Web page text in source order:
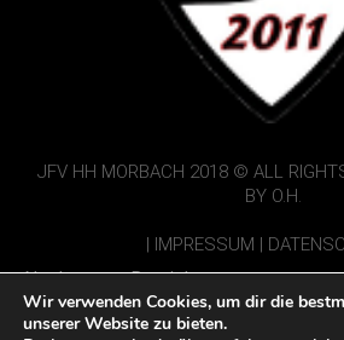
JFV HH MORBACH 2018 © ALL
BY O.H.
| IMPRESSUM |
Nur Interner Bereich:
Vorbericht einsenden
Wir verwenden Cookies, um dir die
unserer Website zu bieten.